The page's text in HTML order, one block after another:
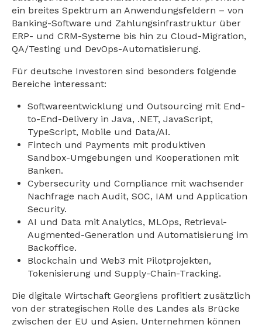
ein breites Spektrum an Anwendungsfeldern – von
Banking-Software und Zahlungsinfrastruktur über
ERP- und CRM-Systeme bis hin zu Cloud-Migration,
QA/Testing und DevOps-Automatisierung.
Für deutsche Investoren sind besonders folgende
Bereiche interessant:
Softwareentwicklung und Outsourcing mit End-
to-End-Delivery in Java, .NET, JavaScript,
TypeScript, Mobile und Data/AI.
Fintech und Payments mit produktiven
Sandbox-Umgebungen und Kooperationen mit
Banken.
Cybersecurity und Compliance mit wachsender
Nachfrage nach Audit, SOC, IAM und Application
Security.
AI und Data mit Analytics, MLOps, Retrieval-
Augmented-Generation und Automatisierung im
Backoffice.
Blockchain und Web3 mit Pilotprojekten,
Tokenisierung und Supply-Chain-Tracking.
Die digitale Wirtschaft Georgiens profitiert zusätzlich
von der strategischen Rolle des Landes als Brücke
zwischen der EU und Asien. Unternehmen können